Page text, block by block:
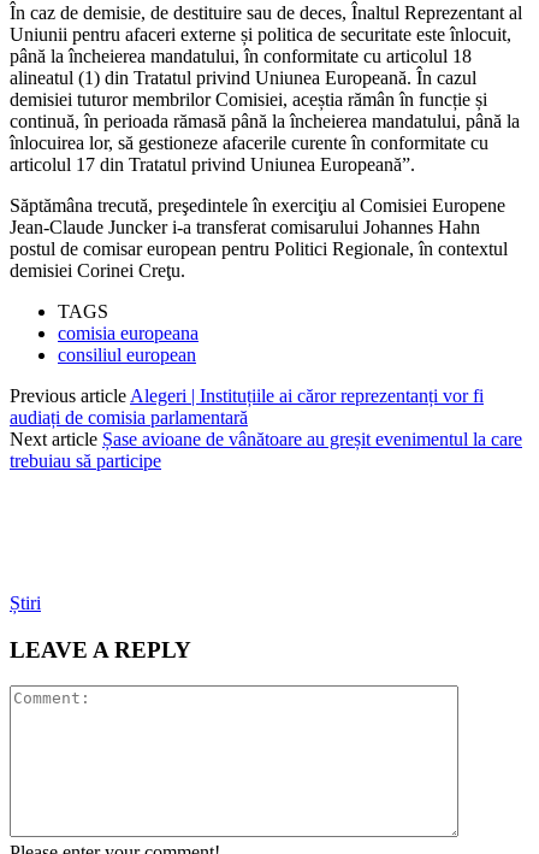
În caz de demisie, de destituire sau de deces, Înaltul Reprezentant al
Uniunii pentru afaceri externe și politica de securitate este înlocuit,
până la încheierea mandatului, în conformitate cu articolul 18
alineatul (1) din Tratatul privind Uniunea Europeană. În cazul
demisiei tuturor membrilor Comisiei, aceștia rămân în funcție și
continuă, în perioada rămasă până la încheierea mandatului, până la
înlocuirea lor, să gestioneze afacerile curente în conformitate cu
articolul 17 din Tratatul privind Uniunea Europeană”.
Săptămâna trecută, preşedintele în exerciţiu al Comisiei Europene
Jean-Claude Juncker i-a transferat comisarului Johannes Hahn
postul de comisar european pentru Politici Regionale, în contextul
demisiei Corinei Creţu.
TAGS
comisia europeana
consiliul european
Previous article Alegeri | Instituțiile ai căror reprezentanți vor fi
audiați de comisia parlamentară
Next article Șase avioane de vânătoare au greșit evenimentul la care
trebuiau să participe
Știri
LEAVE A REPLY